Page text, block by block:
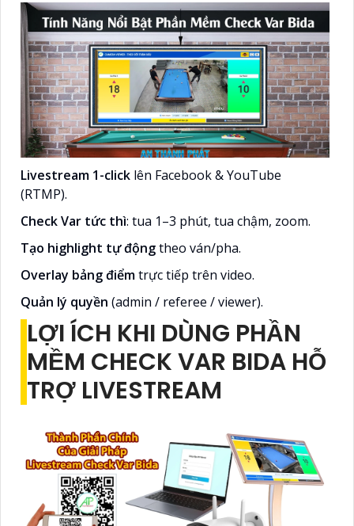
Livestream 1-click lên Facebook & YouTube
(RTMP).
Check Var tức thì: tua 1–3 phút, tua chậm, zoom.
Tạo highlight tự độngtheo ván/pha.
Overlay bảng điểmtrực tiếp trên video.
Quản lý quyền (admin / referee / viewer).
LỢI ÍCH KHI DÙNG PHẦN
MỀM CHECK VAR BIDA HỖ
TRỢ LIVESTREAM